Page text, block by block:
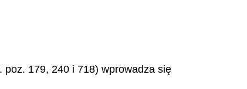
poz. 179, 240 i 718) wprowadza się